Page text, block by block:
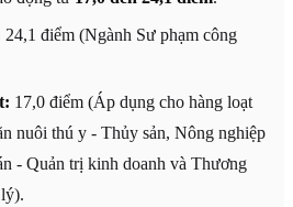
24,1 điểm (Ngành Sư phạm công
17,0 điểm (Áp dụng cho hàng loạt
nuôi thú y - Thủy sản, Nông nghiệp
- Quản trị kinh doanh và Thương